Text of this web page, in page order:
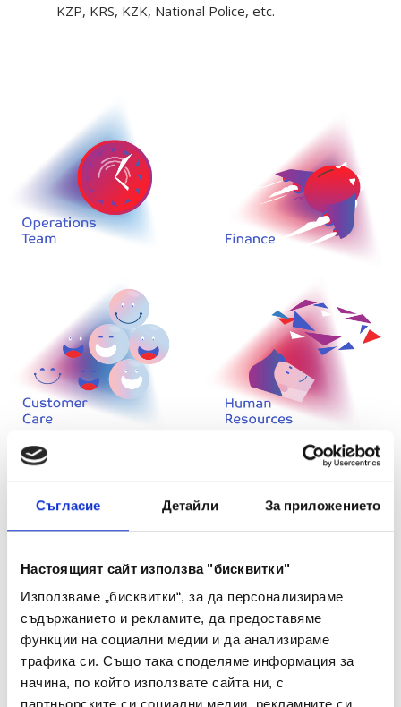
Съгласие Детайли За приложението
Настоящият сайт използва "бисквитки"
Използваме „бисквитки“, за да персонализираме
съдържанието и рекламите, да предоставяме
функции на социални медии и да анализираме
трафика си. Също така споделяме информация за
начина, по който използвате сайта ни, с
KZP, KRS, KZK, National Police, etc.